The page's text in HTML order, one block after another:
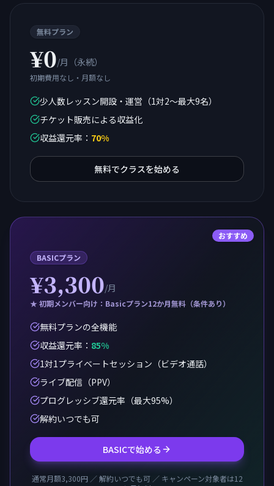
無料プラン
¥0/月（永続）
初期費用なし・月額なし
少人数レッスン開設・運営（1対2〜最大9名）
チケット販売による収益化
収益還元率 ： 70%
無料でクラスを始める
おすすめ
BASICプラン
¥3,300/月
★ 初期メンバー向け：Basicプラン12か月無料（条件あり）
無料プランの全機能
収益還元率 ： 85%
1対1プライベートセッション（ビデオ通話）
ライブ配信（PPV）
プログレッシブ還元率（最大95%）
解約いつでも可
BASICで始める
通常月額3,300円 ／ 解約いつでも可 ／ キャンペーン対象者は12